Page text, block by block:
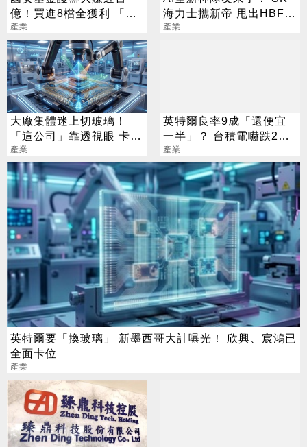
億！買進8檔全獲利 「這
檔」貢獻逾7成7
產業
海力士攜新帝 甩出HBF黑
科技
產業
大廠集體迷上切玻璃！
「這公司」靠透視眼 卡位
先進封裝賽道
產業
英特爾良率9成「還便宜
一半」？ 台積電嚇跌2%
專家揭數字背後真相
產業
英特爾要「換玻璃」 新墨西哥大計曝光！ 欣興、宸鴻已
全面卡位
產業